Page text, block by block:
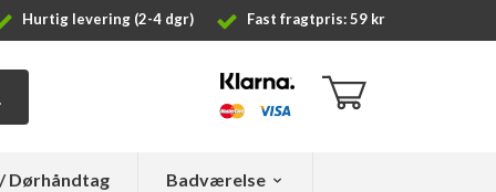
Hurtig levering (2-4 dgr) Fast fragtpris: 59 kr
Dørhåndtag Badværelse